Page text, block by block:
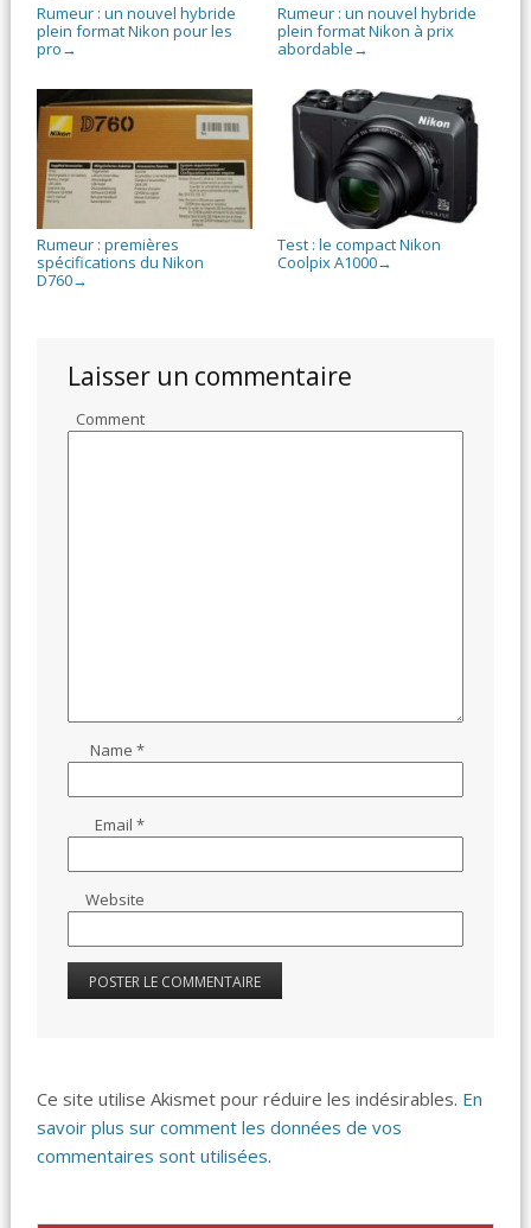
Rumeur : un nouvel hybride
plein format Nikon pour les
pro →
Rumeur : un nouvel hybride
plein format Nikon à prix
abordable →
Rumeur : premières
spécifications du Nikon
D760→
Test : le compact Nikon
Coolpix A1000→
Laisser un commentaire
Comment
Name*
Email*
Website
Ce site utilise Akismet pour réduire les indésirables. En
savoir plus sur comment les données de vos
commentaires sont utilisées.